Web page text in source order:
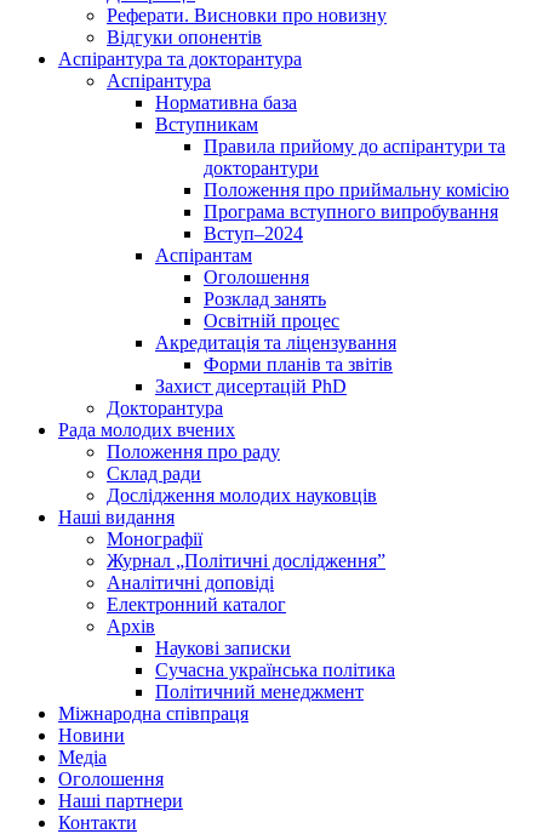
Реферати. Висновки про новизну
Відгуки опонентів
Аспірантура та докторантура
Аспірантура
Нормативна база
Вступникам
Правила прийому до аспірантури та
докторантури
Положення про приймальну комісію
Програма вступного випробування
Вступ–2024
Аспірантам
Оголошення
Розклад занять
Освітній процес
Акредитація та ліцензування
Форми планів та звітів
Захист дисертацій PhD
Докторантура
Рада молодих вчених
Положення про раду
Склад ради
Дослідження молодих науковців
Наші видання
Монографії
Журнал „Політичні дослідження”
Аналітичні доповіді
Електронний каталог
Архів
Наукові записки
Сучасна українська політика
Політичний менеджмент
Міжнародна співпраця
Новини
Медіa
Оголошення
Наші партнери
Контакти